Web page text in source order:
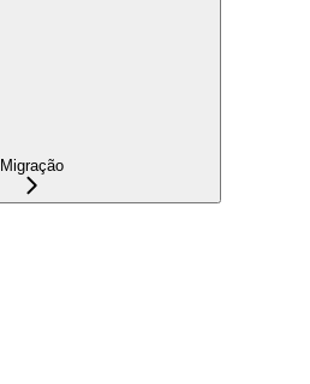
Migração